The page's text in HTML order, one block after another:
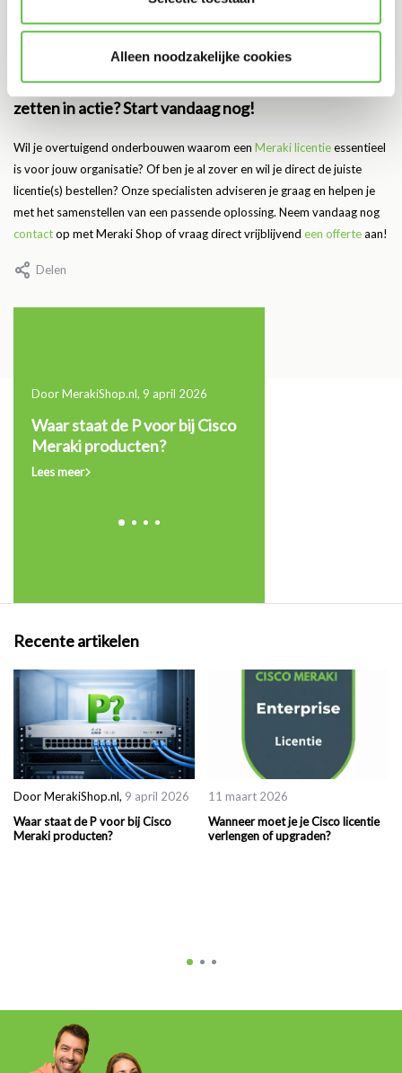
Alleen noodzakelijke cookies
Transparant inzicht in licentiebeheer, zodat je nooit voor
verrassingen komt te staan
Klaar om jouw Meraki licentie businesscase om te
zetten in actie? Start vandaag nog!
Wil je overtuigend onderbouwen waarom een Meraki licentieessentieel
is voor jouw organisatie? Of ben je al zover en wil je direct de juiste
licentie(s) bestellen? Onze specialisten adviseren je graag en helpen je
met het samenstellen van een passende oplossing. Neem vandaag nog
contactop met Meraki Shop of vraag direct vrijblijvend een offerteaan!
Delen
Door MerakiShop.nl, 9 april 2026
Waar staat de P voor bij Cisco
Meraki producten?
Lees meer
Recente artikelen
DoorMerakiShop.nl, 9 april 2026
Waar staat de P voor bij Cisco
Meraki producten?
11 maart 2026
Wanneer moet je je Cisco licentie
verlengen of upgraden?